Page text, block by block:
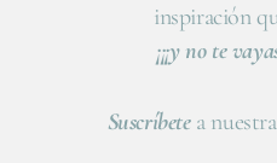
inspiración
¡¡¡y no te
Suscríbetea